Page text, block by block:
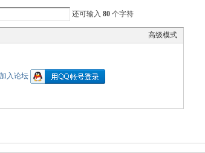
还可输入 80 个字符
高级模式
加入论坛